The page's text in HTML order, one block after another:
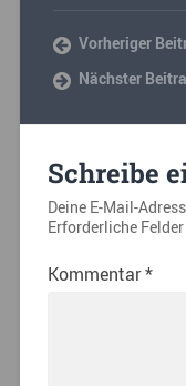
Vorheriger
Nächster
Schreibe
Deine E-Mail-
Erforderliche
Kommentar*